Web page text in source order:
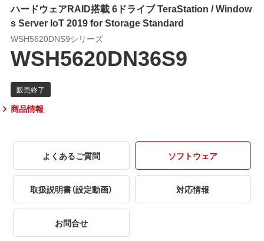
ハードウェアRAID搭載 6ドライブ TeraStation / Window
s Server IoT 2019 for Storage Standard
WSH5620DNS9シリーズ
WSH5620DN36S9
商品情報
よくあるご質問 ソフトウェア
取扱説明書（設定動画） 対応情報
お問合せ